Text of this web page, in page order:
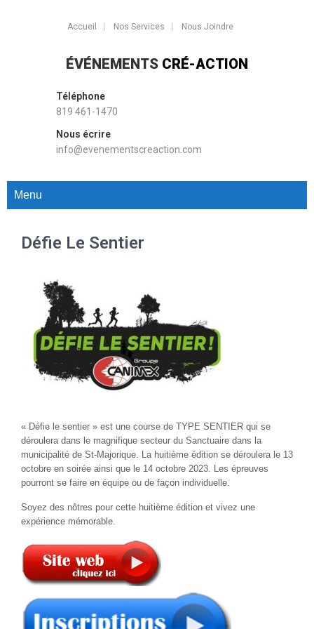
Accueil Nos Services Nous Joindre
ÉVÉNEMENTS CRÉ-ACTION
Téléphone
819 461-1470
Nous écrire
info@evenementscreaction.com
Menu
Défie Le Sentier
« Défie le sentier » est une course de TYPE SENTIER qui se
déroulera dans le magnifique secteur du Sanctuaire dans la
municipalité de St-Majorique. La huitième édition se déroulera le 13
octobre en soirée ainsi que le 14 octobre 2023. Les épreuves
pourront se faire en équipe ou de façon individuelle.
Soyez des nôtres pour cette huitième édition et vivez une
expérience mémorable.